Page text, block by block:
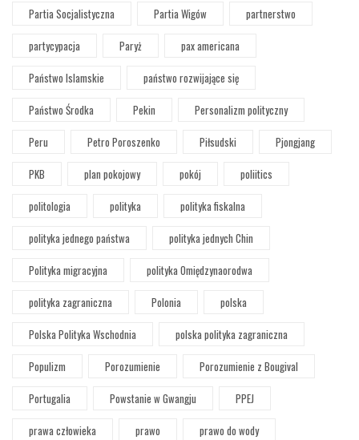
Partia Socjalistyczna
Partia Wigów
partnerstwo
partycypacja
Paryż
pax americana
Państwo Islamskie
państwo rozwijające się
Państwo Środka
Pekin
Personalizm polityczny
Peru
Petro Poroszenko Piłsudski
Pjongjang
PKB
plan pokojowy pokój
poliitics
politologia
polityka
polityka fiskalna
polityka jednego państwa
polityka jednych Chin
Polityka migracyjna
polityka Omiędzynaorodwa
polityka zagraniczna
Polonia
polska
Polska Polityka Wschodnia
polska polityka zagraniczna
Populizm
Porozumienie
Porozumienie z Bougival
Portugalia
Powstanie w Gwangju
PPEJ
prawa człowieka
prawo prawo do wody